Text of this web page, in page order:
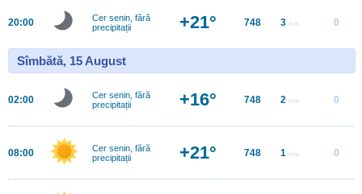
20:00
Cer senin, fără
precipitații
+21° 748 3 m/s 0
Sîmbătă, 15 August
02:00
Cer senin, fără
precipitații
+16° 748 2 m/s 0
08:00
Cer senin, fără
precipitații
+21° 748 1 m/s 0